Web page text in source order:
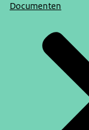
Documenten